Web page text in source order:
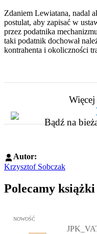
Zdaniem Lewiatana, nadal
postulat, aby zapisać w
przez podatnika
taki podatnik dochował
kontrahenta i okoliczności
Bądź na
Autor:
Krzysztof Sobczak
Polecamy
Przejdź do: JPK_VAT
NOWOŚĆ